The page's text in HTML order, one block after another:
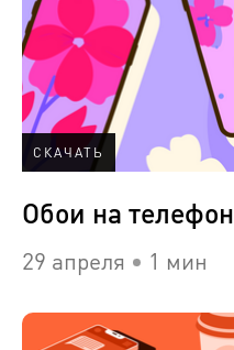
СКАЧАТЬ
Обои на телефон
29 апреля 1 мин